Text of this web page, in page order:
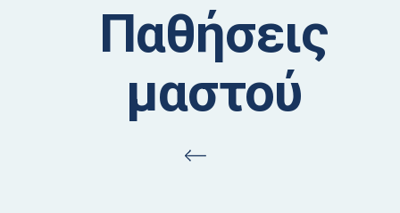
Παθήσεις
μαστού